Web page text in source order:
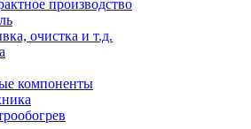
производство
очистка и т.д.
компоненты